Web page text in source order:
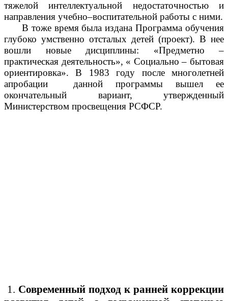
тяжелой интеллектуальной недостаточностью и
направления учебно–воспитательной работы с ними.
В тоже время была издана Программа обучения
глубоко умственно отсталых детей (проект). В нее
вошли новые дисциплины: «Предметно –
практическая деятельность», « Социально – бытовая
ориентировка». В 1983 году после многолетней
апробации данной программы вышел ее
окончательный вариант, утвержденный
Министерством просвещения РСФСР.
1. Современный подход к ранней коррекции